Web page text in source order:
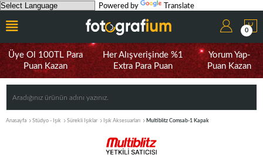
Powered by Translate
0
Üye Ol 100TL Para
Puan Kazan
Her Alışverişinde %1
Extra Para Puan
Yorum Yap-
Puan Kazan
Anasayfa Stüdyo - Işık Sürekli Işıklar Işık Aksesuarları Multiblitz Comsab-1 Kapak